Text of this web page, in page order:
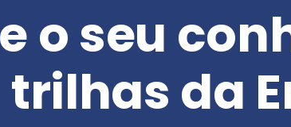
o seu
trilhas da